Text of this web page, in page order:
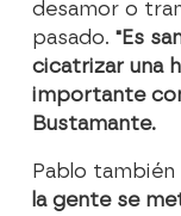
desamor o
pasado."Es
cicatrizar una
importante
Bustamante.
Pablo
la gente se